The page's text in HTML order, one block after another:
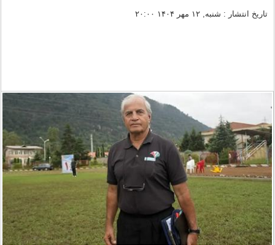
تاریخ انتشار : شنبه, ۱۲ مهر ۱۴۰۴ ۲۰:۰۰